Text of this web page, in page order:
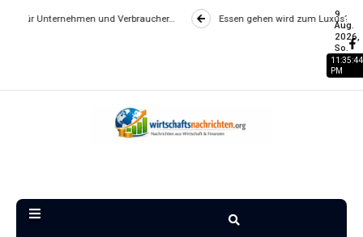
und Verbraucher… Essen gehen wird zum Luxus? Wie
9
Aug.
2026,
So.
11:35:45
PM